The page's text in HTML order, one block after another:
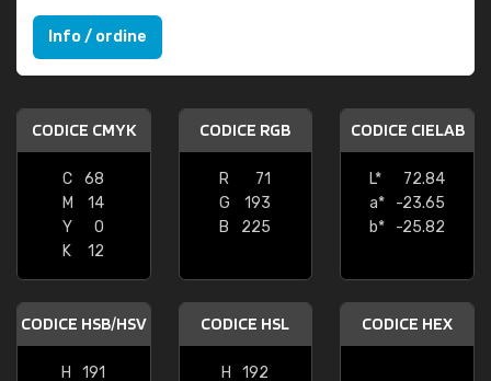
Info / ordine
CODICE CMYK
C
68
M
14
Y
0
K
12
CODICE RGB
R
71
G
193
B
225
CODICE CIELAB
L*
72.84
a*
-23.65
b*
-25.82
CODICE HSB/HSV
H
191
CODICE HSL
H
192
CODICE HEX